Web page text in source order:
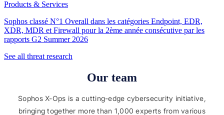
Products & Services
Sophos classé N°1 Overall dans les catégories Endpoint, EDR,
XDR, MDR et Firewall pour la 2ème année consécutive par les
rapports G2 Summer 2026
See all threat research
Our team
Sophos X-Ops is a cutting-edge cybersecurity initiative,
bringing together more than 1,000 experts from various